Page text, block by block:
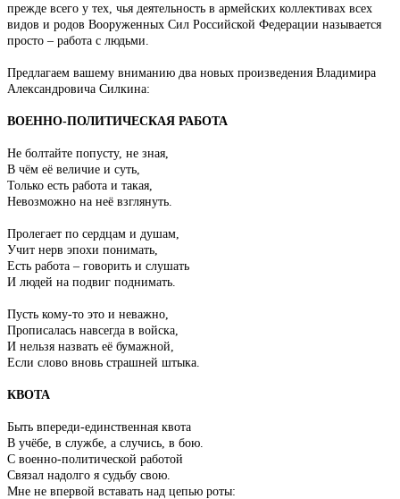
прежде всего у тех, чья деятельность в армейских коллективах всех
видов и родов Вооруженных Сил Российской Федерации называется
просто – работа с людьми.
Предлагаем вашему вниманию два новых произведения Владимира
Александровича Силкина:
ВОЕННО-ПОЛИТИЧЕСКАЯ РАБОТА
Не болтайте попусту, не зная,
В чём её величие и суть,
Только есть работа и такая,
Невозможно на неё взглянуть.
Пролегает по сердцам и душам,
Учит нерв эпохи понимать,
Есть работа – говорить и слушать
И людей на подвиг поднимать.
Пусть кому-то это и неважно,
Прописалась навсегда в войска,
И нельзя назвать её бумажной,
Если слово вновь страшней штыка.
КВОТА
Быть впереди-единственная квота
В учёбе, в службе, а случись, в бою.
С военно-политической работой
Связал надолго я судьбу свою.
Мне не впервой вставать над цепью роты: